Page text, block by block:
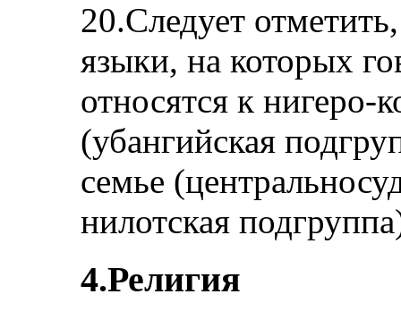
20.Следует
языки, на которых
относятся к нигеро-
(убангийская
семье
нилотская
4.Религия